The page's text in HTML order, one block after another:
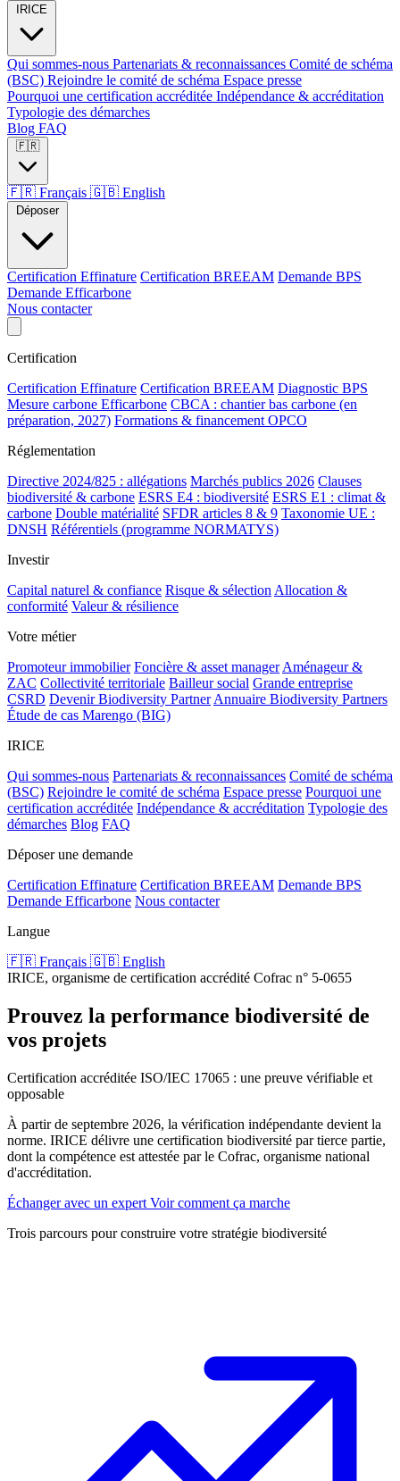
IRICE
Qui sommes-nous Partenariats & reconnaissances Comité de schéma
(BSC) Rejoindre le comité de schéma Espace presse
Pourquoi une certification accréditée Indépendance & accréditation
Typologie des démarches
Blog FAQ
🇫🇷
🇫🇷 Français 🇬🇧 English
Déposer
Certification Effinature Certification BREEAM Demande BPS
Demande Efficarbone
Nous contacter
Certification
Certification Effinature Certification BREEAM Diagnostic BPS
Mesure carbone Efficarbone CBCA : chantier bas carbone (en
préparation, 2027) Formations & financement OPCO
Réglementation
Directive 2024/825 : allégations Marchés publics 2026 Clauses
biodiversité & carbone ESRS E4 : biodiversité ESRS E1 : climat &
carbone Double matérialité SFDR articles 8 & 9 Taxonomie UE :
DNSH Référentiels (programme NORMATYS)
Investir
Capital naturel & confiance Risque & sélection Allocation &
conformité Valeur & résilience
Votre métier
Promoteur immobilier Foncière & asset manager Aménageur &
ZAC Collectivité territoriale Bailleur social Grande entreprise
CSRD Devenir Biodiversity Partner Annuaire Biodiversity Partners
Étude de cas Marengo (BIG)
IRICE
Qui sommes-nous Partenariats & reconnaissances Comité de schéma
(BSC) Rejoindre le comité de schéma Espace presse Pourquoi une
certification accréditée Indépendance & accréditation Typologie des
démarches Blog FAQ
Déposer une demande
Certification Effinature Certification BREEAM Demande BPS
Demande Efficarbone Nous contacter
Langue
🇫🇷 Français 🇬🇧 English
IRICE, organisme de certification accrédité Cofrac n° 5-0655
Prouvez la performance biodiversité de
vos projets
Certification accréditée ISO/IEC 17065 : une preuve vérifiable et
opposable
À partir de septembre 2026, la vérification indépendante devient la
norme. IRICE délivre une certification biodiversité par tierce partie,
dont la compétence est attestée par le Cofrac, organisme national
d'accréditation.
Échanger avec un expert Voir comment ça marche
Trois parcours pour construire votre stratégie biodiversité